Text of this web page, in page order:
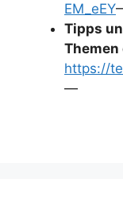
EM_eEY
Tipps
https://
—